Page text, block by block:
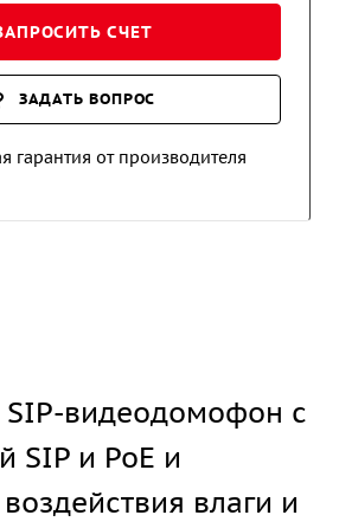
СЧЕТ
ЗАДАТЬ ВОПРОС
гарантия от производителя
видеодомофон с
SIP и PoE и
влаги и